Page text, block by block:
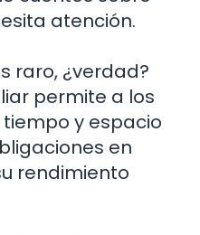
atención.
raro, ¿verdad?
permite a los
y espacio
en
rendimiento